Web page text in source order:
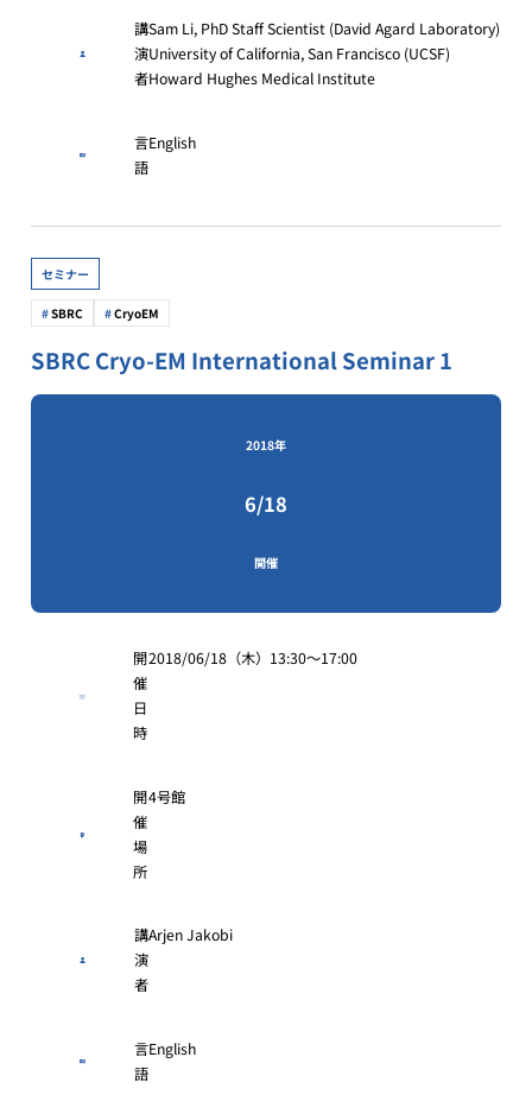
講
演
者
Sam Li, PhD Staff Scientist (David Agard Laboratory)
University of California, San Francisco (UCSF)
Howard Hughes Medical Institute
言
語
English
セミナー
SBRC CryoEM
SBRC Cryo-EM International Seminar 1
2018年
6/18
開催
開
催
日
時
2018/06/18（木）13:30〜17:00
開
催
場
所
4号館
講
演
者
Arjen Jakobi
言
語
English